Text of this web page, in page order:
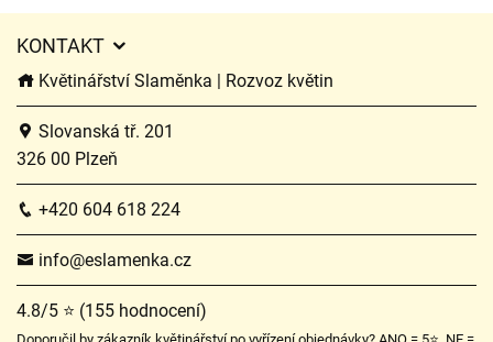
KONTAKT
Květinářství Slaměnka | Rozvoz květin
Slovanská tř. 201
326 00 Plzeň
+420 604 618 224
info@eslamenka.cz
4.8/5 ⭐ (155 hodnocení)